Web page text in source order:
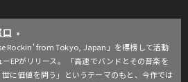
口 »
Rockin' from Tokyo, Japan」を標榜して活動
EPがリリース。 「高速でバンドとその音楽を
に価値を問う」というテーマのもと、今作では